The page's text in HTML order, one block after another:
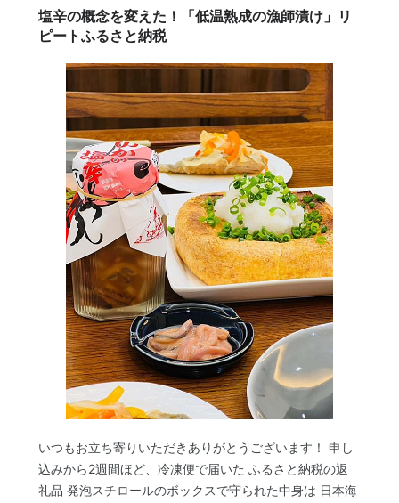
塩辛の概念を変えた！「低温熟成の漁師漬け」リ
ピートふるさと納税
いつもお立ち寄りいただきありがとうございます！ 申し
込みから2週間ほど、冷凍便で届いた ふるさと納税の返
礼品 発泡スチロールのボックスで守られた中身は 日本海